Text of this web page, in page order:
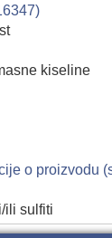
kiseline
o proizvodu
ili sulfiti